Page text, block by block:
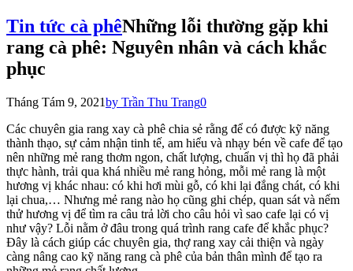
Tin tức cà phêNhững lỗi thường gặp khi
rang cà phê: Nguyên nhân và cách khắc
phục
Tháng Tám 9, 2021by Trần Thu Trang0
Các chuyên gia rang xay cà phê chia sẻ rằng để có được kỹ năng
thành thạo, sự cảm nhận tinh tế, am hiểu và nhạy bén về cafe để tạo
nên những mẻ rang thơm ngon, chất lượng, chuẩn vị thì họ đã phải
thực hành, trải qua khá nhiều mẻ rang hỏng, mỗi mẻ rang là một
hương vị khác nhau: có khi hơi mùi gỗ, có khi lại đắng chát, có khi
lại chua,… Nhưng mẻ rang nào họ cũng ghi chép, quan sát và nếm
thử hương vị để tìm ra câu trả lời cho câu hỏi vì sao cafe lại có vị
như vậy? Lỗi nằm ở đâu trong quá trình rang cafe để khắc phục?
Đây là cách giúp các chuyên gia, thợ rang xay cải thiện và ngày
càng nâng cao kỹ năng rang cà phê của bản thân mình để tạo ra